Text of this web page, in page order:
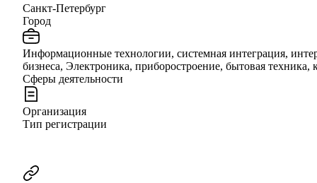
Санкт-Петербург
Город
Информационные технологии, системная интеграция,
бизнеса, Электроника, приборостроение, бытовая
Сферы деятельности
Организация
Тип регистрации